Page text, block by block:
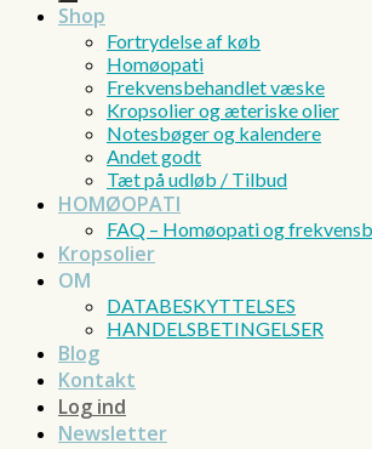
Shop
Fortrydelse af køb
Homøopati
Frekvensbehandlet væske
Kropsolier og æteriske olier
Notesbøger og kalendere
Andet godt
Tæt på udløb / Tilbud
HOMØOPATI
FAQ – Homøopati og
Kropsolier
OM
DATABESKYTTELSES
HANDELSBETINGELSER
Blog
Kontakt
Log ind
Newsletter